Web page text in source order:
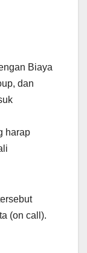
Biaya
dan
harap
(on call).